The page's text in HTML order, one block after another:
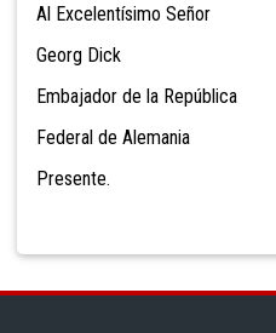
Al Excelentísimo Señor
Georg Dick
Embajador de la República
Federal de Alemania
Presente.